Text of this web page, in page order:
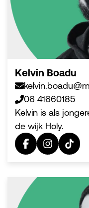
Kelvin Boadu
06 41660185
Kelvin is als
de wijk Holy.